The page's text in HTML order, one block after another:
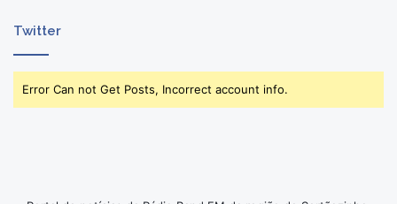
Twitter
Error Can not Get Posts, Incorrect account info.